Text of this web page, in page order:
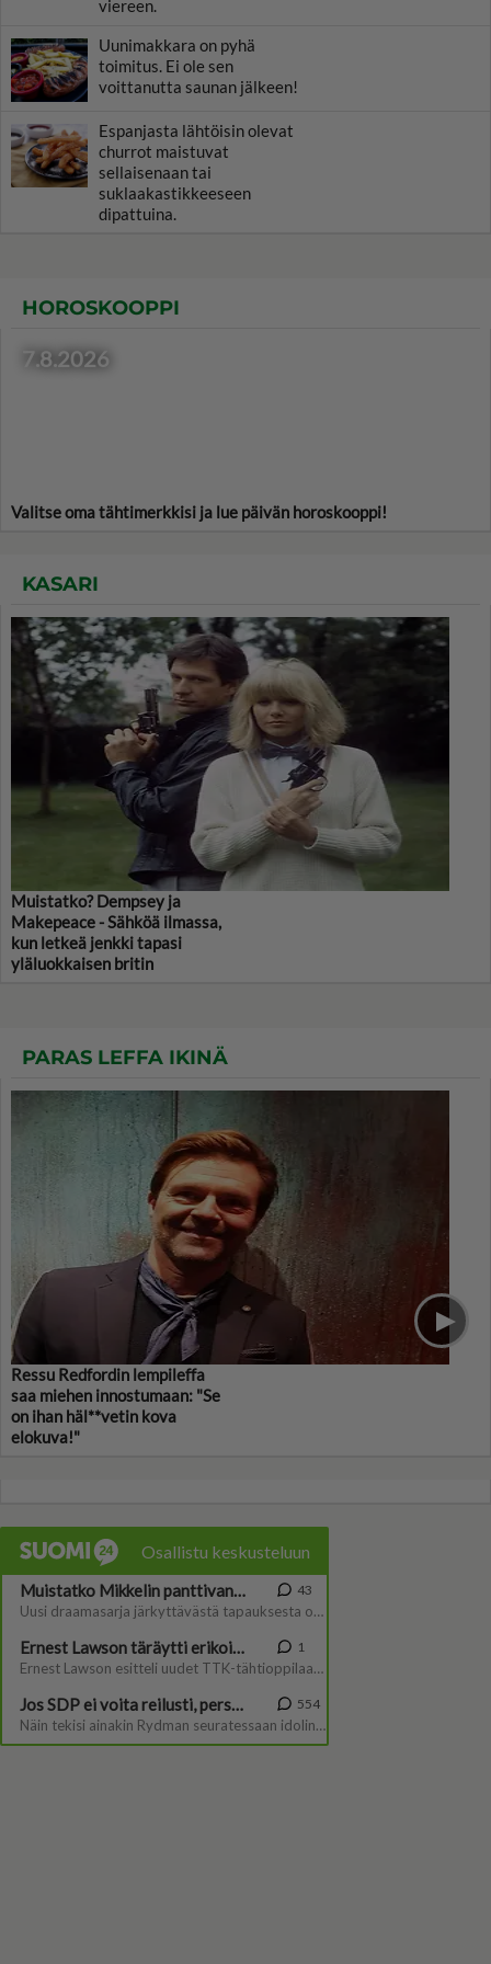
viereen.
Uunimakkara on pyhä
toimitus. Ei ole sen
voittanutta saunan jälkeen!
Espanjasta lähtöisin olevat
churrot maistuvat
sellaisenaan tai
suklaakastikkeeseen
dipattuina.
HOROSKOOPPI
7.8.2026
Valitse oma tähtimerkkisi ja lue päivän horoskooppi!
KASARI
Muistatko? Dempsey ja
Makepeace - Sähköä ilmassa,
kun letkeä jenkki tapasi
yläluokkaisen britin
PARAS LEFFA IKINÄ
Ressu Redfordin lempileffa
saa miehen innostumaan: "Se
on ihan häl**vetin kova
elokuva!"